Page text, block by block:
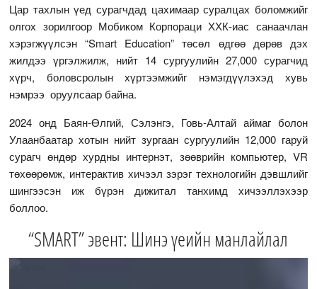
Цар тахлын үед сурагчдад цахимаар суралцах боломжийг
олгох зорилгоор Мобиком Корпораци ХХК-иас санаачлан
хэрэгжүүлсэн “Smart Education” төсөл өдгөө дөрөв дэх
жилдээ үргэлжилж, нийт 14 сургуулийн 27,000 сурагчид
хүрч, боловсролын хүртээмжийг нэмэгдүүлэхэд хувь
нэмрээ оруулсаар байна.
2024 онд Баян-Өлгий, Сэлэнгэ, Говь-Алтай аймаг болон
Улаанбаатар хотын нийт зургаан сургуулийн 12,000 гаруй
сурагч өндөр хурдны интернэт, зөөврийн компьютер, VR
төхөөрөмж, интерактив хичээл зэрэг технологийн дэвшлийг
шингээсэн иж бүрэн дижитал танхимд хичээллэхээр
боллоо.
“SMART” эвент: Шинэ үеийн манлайлал